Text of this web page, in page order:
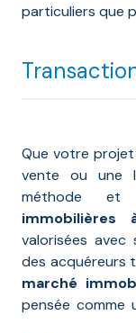
particuliers que
Que votre
vente ou une
méthode et
immobilières
valorisées
des acquéreurs
marché
pensée